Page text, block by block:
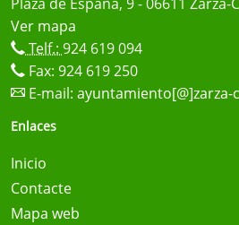
Ver mapa
Telf.: 924 619 094
Fax: 924 619 250
E-mail: ayuntamiento[@]zarza-
Enlaces
Inicio
Contacte
Mapa web